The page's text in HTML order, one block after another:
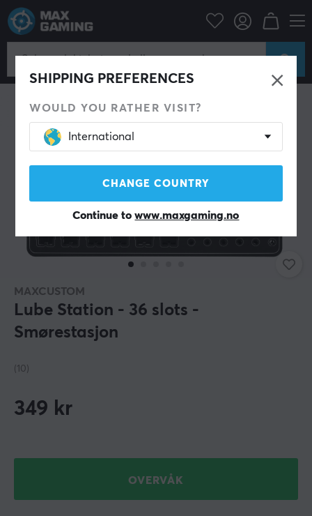
SHIPPING PREFERENCES
WOULD YOU RATHER VISIT?
International
CHANGE COUNTRY
Continue towww.maxgaming.no
Datatilbehør Custom keyboard Verktøy
MAXCUSTOM
Lube Station - 36 slots -
Smørestasjon
(10)
349 kr
OVERVÅK